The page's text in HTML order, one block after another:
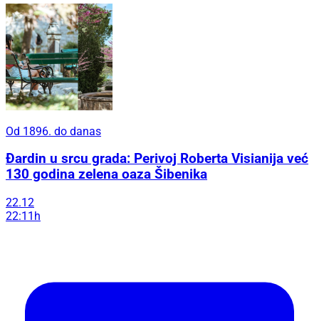
Od 1896. do danas
Đardin u srcu grada: Perivoj Roberta Visianija već
130 godina zelena oaza Šibenika
22.12
22:11h